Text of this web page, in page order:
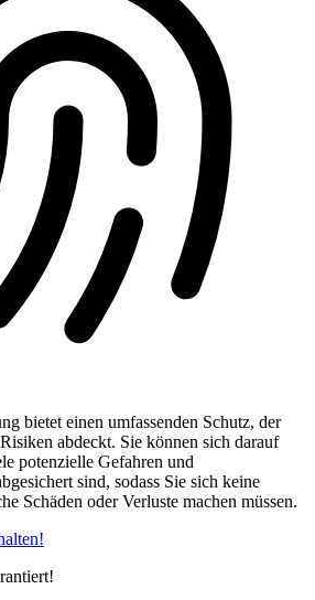
bietet einen umfassenden Schutz, der
abdeckt. Sie können sich darauf
potenzielle Gefahren und
sind, sodass Sie sich keine
Schäden oder Verluste machen müssen.